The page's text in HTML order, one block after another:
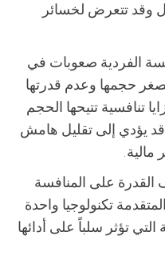
وقد تتعرض لخسائر
الفردية صعوبات في
حجمها وعدم قدرتها
تنافسية تتيحها الحجم
يؤدي إلى تقليل هامش
على المنافسة
تكنولوجيا واحدة
تؤثر سلباً على أدائها